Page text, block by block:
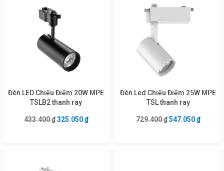
Đèn LED Chiếu Điểm 20W MPE
TSLB2 thanh ray
433.400₫ Giá gốc là: 433.400 ₫.
325.050₫Giá hiện tại là: 325.050 ₫.
Đèn Led Chiếu Điểm 25W MPE
TSL thanh ray
729.400₫ Giá gốc là:
547.050₫Giá